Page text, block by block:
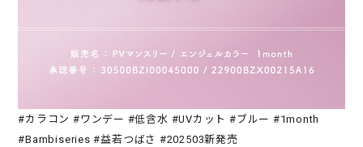
#カラコン #ワンデー #低含水 #UVカット #ブルー #1month
#Bambiseries #益若つばさ #202503新発売